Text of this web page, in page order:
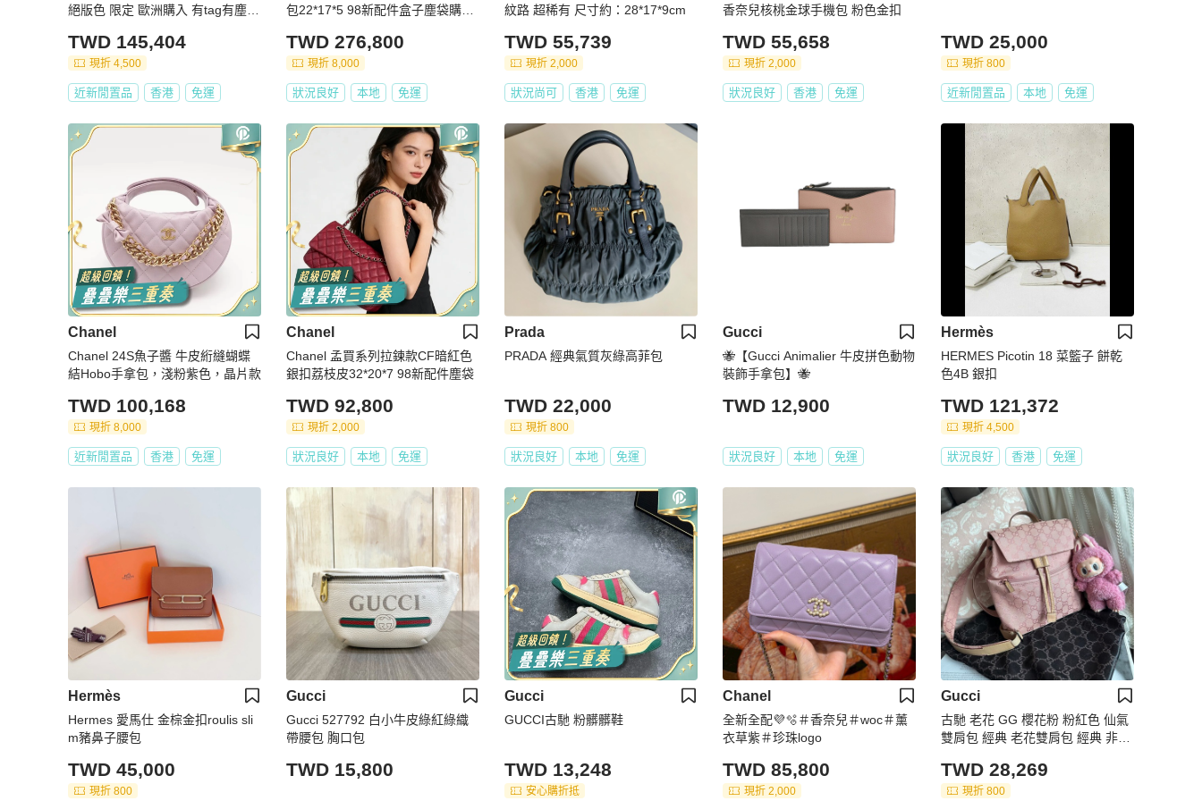
絕版色 限定 歐洲購入 有tag有塵袋
TWD 145,404
現折 4,500
近新閒置品 香港 免運
包22*17*5 98新配件盒子塵袋購證
TWD 276,800
現折 8,000
狀況良好 本地 免運
紋路 超稀有 尺寸約：28*17*9cm
TWD 55,739
現折 2,000
狀況尚可 香港 免運
香奈兒核桃金球手機包 粉色金扣
TWD 55,658
現折 2,000
狀況良好 香港 免運
TWD 25,000
現折 800
近新閒置品 本地 免運
Chanel
Chanel 24S魚子醬 牛皮絎縫蝴蝶
結Hobo手拿包，淺粉紫色，晶片款
TWD 100,168
現折 8,000
近新閒置品 香港 免運
Chanel
Chanel 孟買系列拉鍊款CF暗紅色
銀扣荔枝皮32*20*7 98新配件塵袋
TWD 92,800
現折 2,000
狀況良好 本地 免運
Prada
PRADA 經典氣質灰綠高菲包
TWD 22,000
現折 800
狀況良好 本地 免運
Gucci
🐝【Gucci Animalier 牛皮拼色動物
裝飾手拿包】🐝
TWD 12,900
狀況良好 本地 免運
Hermès
HERMES Picotin 18 菜籃子 餅乾
色4B 銀扣
TWD 121,372
現折 4,500
狀況良好 香港 免運
Hermès
Hermes 愛馬仕 金棕金扣roulis sli
m豬鼻子腰包
TWD 45,000
現折 800
Gucci
Gucci 527792 白小牛皮綠紅綠織
帶腰包 胸口包
TWD 15,800
Gucci
GUCCI古馳 粉髒髒鞋
TWD 13,248
安心購折抵
Chanel
全新全配💜🫧＃香奈兒＃woc＃薰
衣草紫＃珍珠logo
TWD 85,800
現折 2,000
Gucci
古馳 老花 GG 櫻花粉 粉紅色 仙氣
雙肩包 經典 老花雙肩包 經典 非常
包 中古 復古 中古 復古 古董包 vint
age gucci pink momogram backp
TWD 28,269
現折 800